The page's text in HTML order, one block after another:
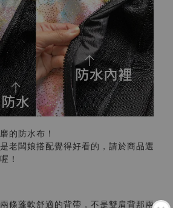
的防水布！
老闆娘搭配覺得好看的，請於商品選
！
條蓬軟舒適的背帶，不是雙肩背那兩